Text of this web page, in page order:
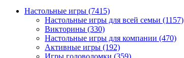
Настольные игры (7415)
Настольные игры для всей семьи (1157)
Викторины (330)
Настольные игры для компании (470)
Активные игры (192)